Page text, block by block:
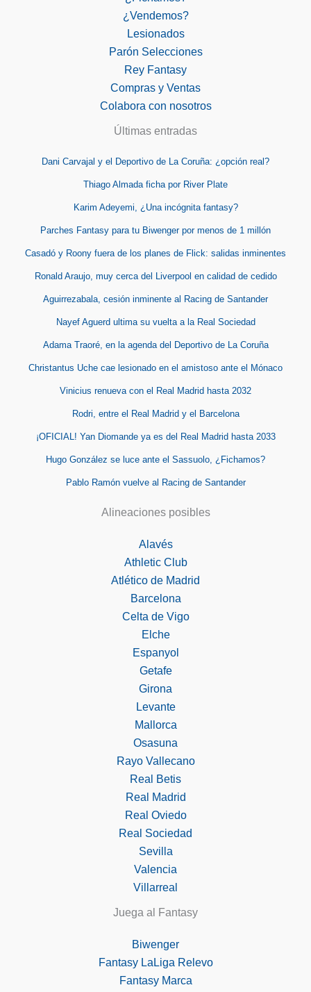
¿Vendemos?
Lesionados
Parón Selecciones
Rey Fantasy
Compras y Ventas
Colabora con nosotros
Últimas entradas
Dani Carvajal y el Deportivo de La Coruña: ¿opción real?
Thiago Almada ficha por River Plate
Karim Adeyemi, ¿Una incógnita fantasy?
Parches Fantasy para tu Biwenger por menos de 1 millón
Casadó y Roony fuera de los planes de Flick: salidas inminentes
Ronald Araujo, muy cerca del Liverpool en calidad de cedido
Aguirrezabala, cesión inminente al Racing de Santander
Nayef Aguerd ultima su vuelta a la Real Sociedad
Adama Traoré, en la agenda del Deportivo de La Coruña
Christantus Uche cae lesionado en el amistoso ante el Mónaco
Vinicius renueva con el Real Madrid hasta 2032
Rodri, entre el Real Madrid y el Barcelona
¡OFICIAL! Yan Diomande ya es del Real Madrid hasta 2033
Hugo González se luce ante el Sassuolo, ¿Fichamos?
Pablo Ramón vuelve al Racing de Santander
Alineaciones posibles
Alavés
Athletic Club
Atlético de Madrid
Barcelona
Celta de Vigo
Elche
Espanyol
Getafe
Girona
Levante
Mallorca
Osasuna
Rayo Vallecano
Real Betis
Real Madrid
Real Oviedo
Real Sociedad
Sevilla
Valencia
Villarreal
Juega al Fantasy
Biwenger
Fantasy LaLiga Relevo
Fantasy Marca